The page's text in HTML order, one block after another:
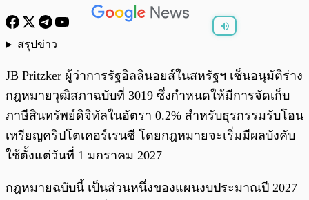
สรุปข่าว
JB Pritzker ผู้ว่าการรัฐอิลลินอยส์ในสหรัฐฯ เซ็นอนุมัติร่าง
กฎหมายวุฒิสภาฉบับที่ 3019 ซึ่งกำหนดให้มีการจัดเก็บ
ภาษีสินทรัพย์ดิจิทัลในอัตรา 0.2% สำหรับธุรกรรมรับโอน
เหรียญคริปโตเคอร์เรนซี โดยกฎหมายจะเริ่มมีผลบังคับ
ใช้ตั้งแต่วันที่ 1 มกราคม 2027
กฎหมายฉบับนี้ เป็นส่วนหนึ่งของแผนงบประมาณปี 2027